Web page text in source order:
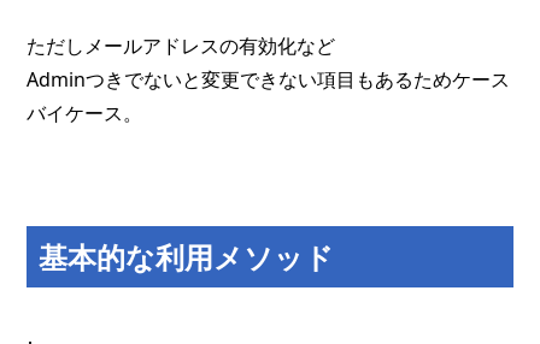
ただしメールアドレスの有効化など
Adminつきでないと変更できない項目もあるためケース
バイケース。
基本的な利用メソッド